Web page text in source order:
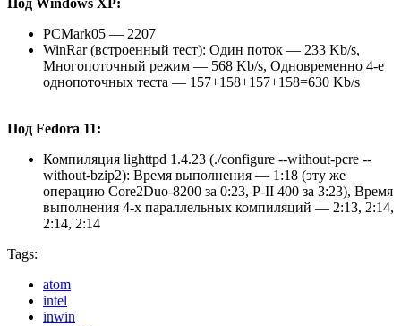
PCMark05 — 2207
WinRar (встроенный тест): Один поток — 233 Kb/s,
Многопоточный режим — 568 Kb/s, Одновременно 4-е
однопоточных теста — 157+158+157+158=630 Kb/s
Под Fedora 11:
Компиляция lighttpd 1.4.23 (./configure --without-pcre --
without-bzip2): Время выполнения — 1:18 (эту же
операцию Core2Duo-8200 за 0:23, P-II 400 за 3:23), Время
выполнения 4-х параллельных компиляций — 2:13, 2:14,
2:14, 2:14
Tags:
atom
intel
inwin